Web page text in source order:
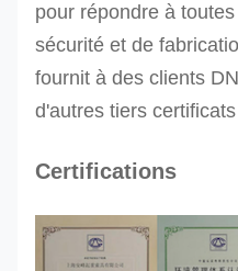
pour répondre à
sécurité et de
fournit à des clients
d'autres tiers
Certifications